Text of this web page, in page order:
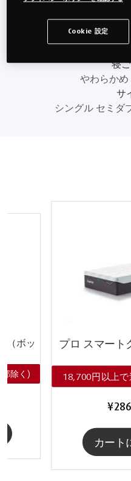
シングルマットレスは
庫限りですので、
寝
やわらかめ
サ
シングル セミダ
（ボッ
除く)
プロ スマート
18,700円以上
カー
Cookie 設定